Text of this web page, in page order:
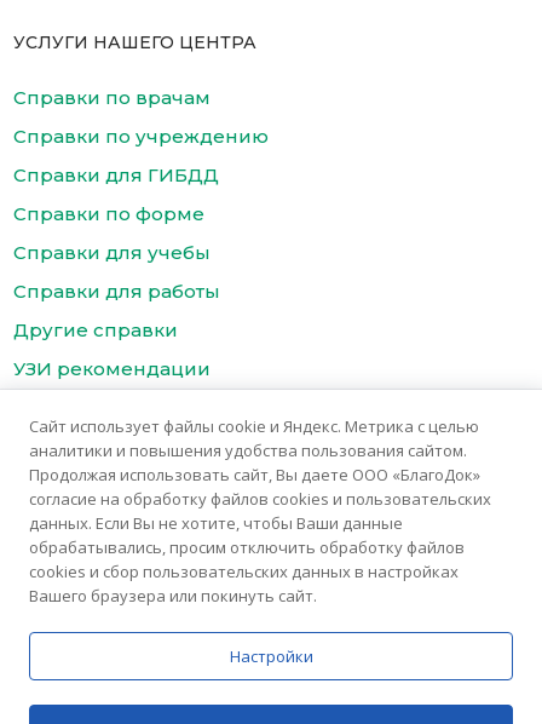
УСЛУГИ НАШЕГО ЦЕНТРА
Справки по врачам
Справки по учреждению
Справки для ГИБДД
Справки по форме
Справки для учебы
Справки для работы
Другие справки
УЗИ рекомендации
Контакты медицинского центра БлагоДок
© 2025 Медицинский центр «БлагоДок»
Медицинские услуги предоставляются ООО "Благомед"
Сайт использует файлы cookie и Яндекс. Метрика с целью
аналитики и повышения удобства пользования сайтом.
Продолжая использовать сайт, Вы даете ООО «БлагоДок»
согласие на обработку файлов cookies и пользовательских
данных. Если Вы не хотите, чтобы Ваши данные
обрабатывались, просим отключить обработку файлов
cookies и сбор пользовательских данных в настройках
Вашего браузера или покинуть сайт.
Настройки